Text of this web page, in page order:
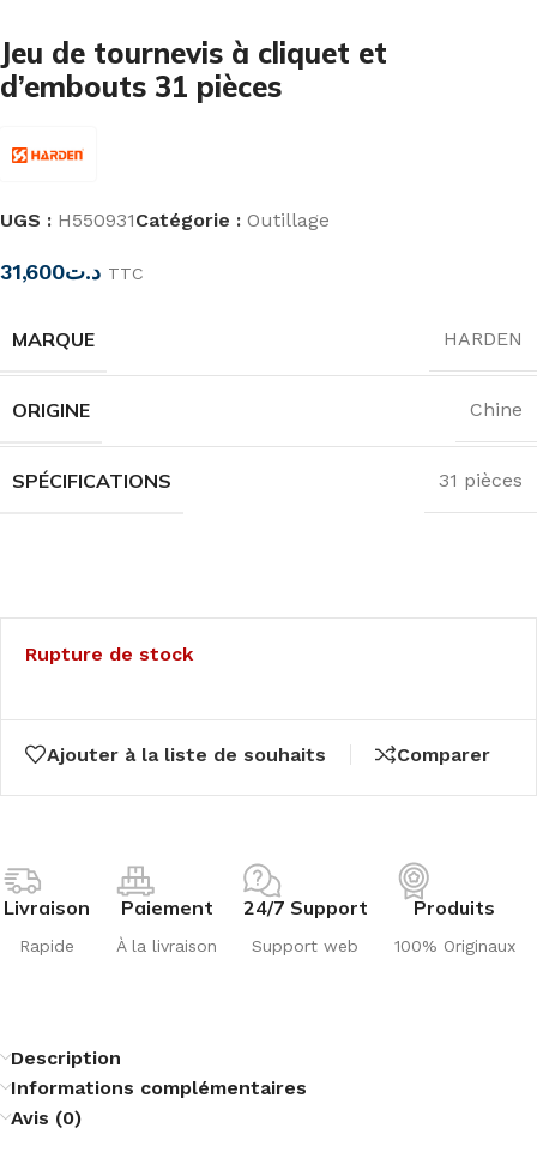
Jeu de tournevis à cliquet et
d’embouts 31 pièces
UGS : H550931Catégorie : Outillage
د.ت31,600 TTC
MARQUE HARDEN
ORIGINE Chine
SPÉCIFICATIONS 31 pièces
Rupture de stock
Ajouter à la liste de souhaits Comparer
Livraison
Rapide
Paiement
À la livraison
24/7 Support
Support web
Produits
100% Originaux
Description
Informations complémentaires
Avis (0)